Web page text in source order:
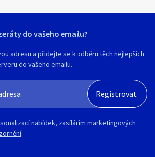
do vašeho emailu?
adresu a přidejte se k odběru těch nejlepších
do vašeho emailu.
nabídek, zasíláním marketingových
.